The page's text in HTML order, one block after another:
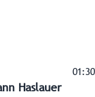
01:30
Haslauer